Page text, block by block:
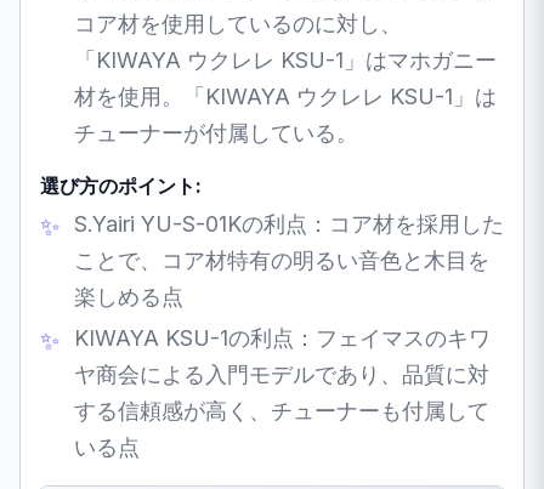
コア材を使用しているのに対し、
「KIWAYA ウクレレ KSU-1」はマホガニー
材を使用。「KIWAYA ウクレレ KSU-1」は
チューナーが付属している。
選び方のポイント:
S.Yairi YU-S-01Kの利点：コア材を採用した
ことで、コア材特有の明るい音色と木目を
楽しめる点
KIWAYA KSU-1の利点：フェイマスのキワ
ヤ商会による入門モデルであり、品質に対
する信頼感が高く、チューナーも付属して
いる点